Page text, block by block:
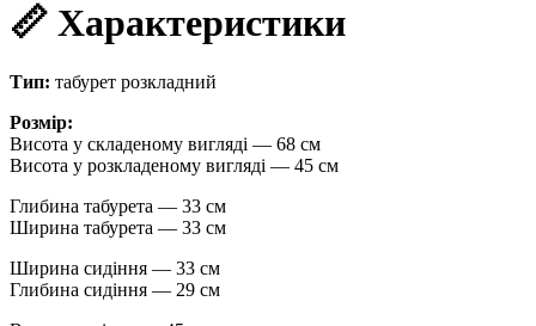
📏 Характеристики
Тип: табурет розкладний
Розмір:
Висота у складеному вигляді — 68 см
Висота у розкладеному вигляді — 45 см
Глибина табурета — 33 см
Ширина табурета — 33 см
Ширина сидіння — 33 см
Глибина сидіння — 29 см